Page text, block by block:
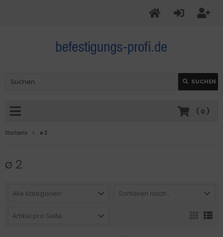
SUCHEN
( 0 )
Startseite ø 2
ø 2
Alle Kategorien Sortieren nach ...
Artikel pro Seite